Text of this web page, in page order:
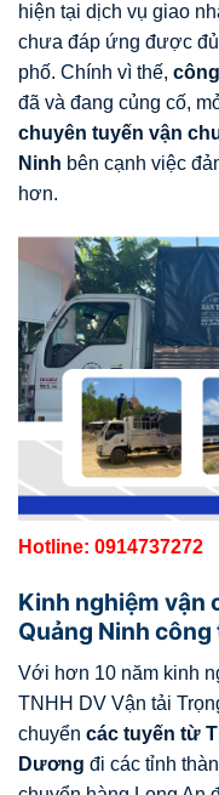
hiện tại dịch vụ giao
chưa đáp ứng được
phố. Chính vì thế,
đã và đang củng cố,
chuyên tuyến vận
Ninh bên cạnh việc
hơn.
Hotline: 0914737272
Kinh nghiệm vận
Quảng Ninh
Với hơn 10 năm kinh
TNHH DV Vận tải
chuyển các tuyến từ
Dương đi các tỉnh